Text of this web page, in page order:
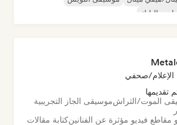
ما بعد البانك
الإعلام/صحفي
الموت/الثراشموسيقى الجاز التجريبية
فيديو مؤثرة عن الفنانينكتابة مقالات